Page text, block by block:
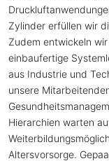
Zylinder erfüllen wir
Zudem entwickeln
einbaufertige
aus Industrie und
unsere
Hierarchien warten
Altersvorsorge.